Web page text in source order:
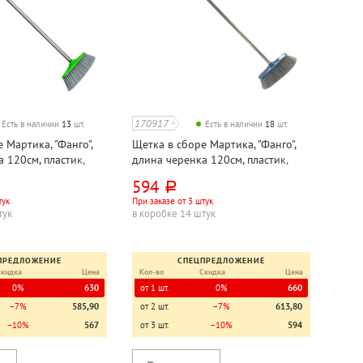
Есть в наличии 13 шт.
Мартика, "Фанго",
120см, пластик,
щетина 8см
Цена
0%
630
−7%
585,90
−10% 567
170917 Есть в наличии 18 шт.
Щетка в сборе Мартика, "Фанго",
длина черенка 120см, пластик,
еврорезьба, жесткая щетина 8см
594 руб.
При заказе от 3 штук
в коробке 14 штук
СПЕЦПРЕДЛОЖЕНИЕ
Кол-во
Скидка Цена
от 1 шт. 0%
660
от 2 шт.
−7%
613,80
от 3 шт.
−10% 594